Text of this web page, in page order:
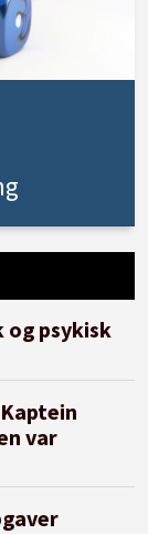
og psykisk
var